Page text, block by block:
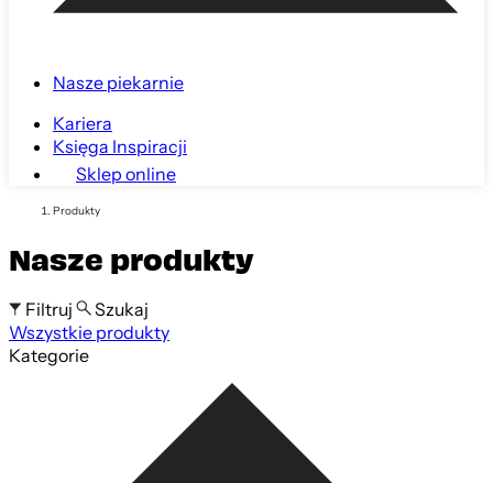
Nasze piekarnie
Kariera
Księga Inspiracji
Sklep online
Produkty
Nasze produkty
Filtruj
Szukaj
Wszystkie produkty
Szukaj po nazwie produktu
Kategorie